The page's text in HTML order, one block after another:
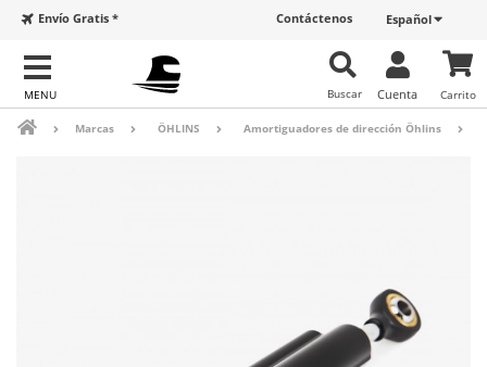
Español
Contáctenos
Envío Gratis *
Carrito
Cuenta
Buscar
Marcas ÖHLINS Amortiguadores de dirección Öhlins